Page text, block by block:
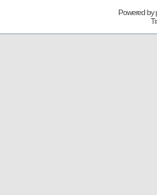
Powered by